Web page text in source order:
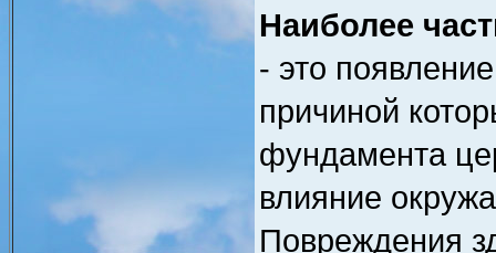
Наиболее
- это
причиной
фундамента
влияние
Повреждения